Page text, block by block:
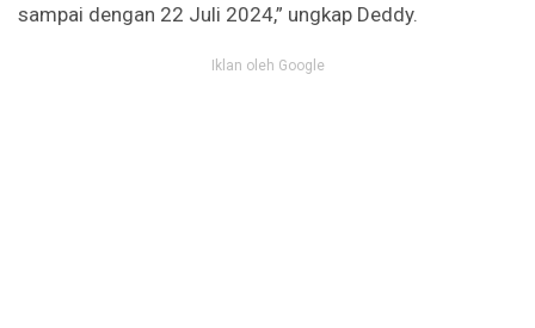
sampai dengan 22 Juli 2024,” ungkap Deddy.
Iklan oleh Google